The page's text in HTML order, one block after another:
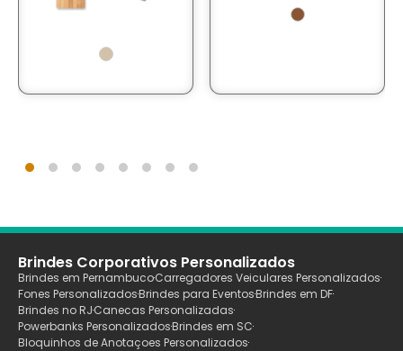
Brindes Corporativos Personalizados
Brindes em PernambucoCarregadores Veiculares Personalizados
Fones PersonalizadosBrindes para EventosBrindes em DF
Brindes no RJCanecas Personalizadas
Powerbanks PersonalizadosBrindes em SC
Bloquinhos de Anotaçoes Personalizados